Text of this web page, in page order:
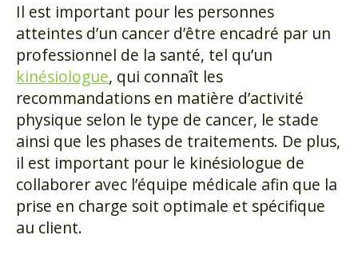
Il est important pour les personnes
atteintes d’un cancer d’être encadré par un
professionnel de la santé, tel qu’un
kinésiologue, qui connaît les
recommandations en matière d’activité
physique selon le type de cancer, le stade
ainsi que les phases de traitements. De plus,
il est important pour le kinésiologue de
collaborer avec l’équipe médicale afin que la
prise en charge soit optimale et spécifique
au client.